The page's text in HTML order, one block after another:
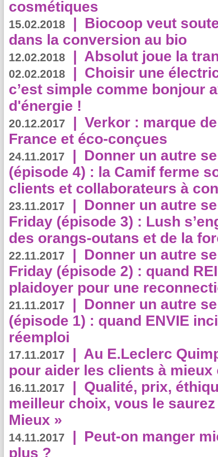
cosmétiques
15.02.2018 | Biocoop veut
dans la conversion au bio
12.02.2018 | Absolut joue la
02.02.2018 | Choisir une
c’est simple comme bonjour
d'énergie !
20.12.2017 | Verkor : marque
France et éco-conçues
24.11.2017 | Donner un autre
(épisode 4) : la Camif ferme
clients et collaborateurs à
23.11.2017 | Donner un autre
Friday (épisode 3) : Lush
des orangs-outans et de la
22.11.2017 | Donner un autre
Friday (épisode 2) : quand
plaidoyer pour une
21.11.2017 | Donner un autre
(épisode 1) : quand ENVIE
réemploi
17.11.2017 | Au E.Leclerc
pour aider les clients à
16.11.2017 | Qualité, prix,
meilleur choix, vous le
Mieux »
14.11.2017 | Peut-on manger
plus ?